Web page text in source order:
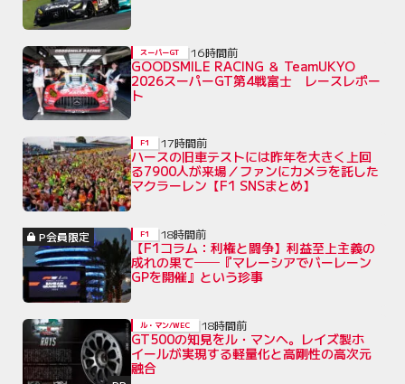
GOODSMILE RACING ＆ TeamUKYO
2026スーパーGT第4戦富士 レースレポー
ト
スーパーGT 16時間前
ハースの旧車テストには昨年を大きく上回
る7900人が来場／ファンにカメラを託した
マクラーレン【F1 SNSまとめ】
F1 17時間前
P会員限定
【F1コラム：利権と闘争】利益至上主義の
成れの果て──『マレーシアでバーレーン
GPを開催』という珍事
F1 18時間前
GT500の知見をル・マンへ。レイズ製ホ
イールが実現する軽量化と高剛性の高次元
融合
ル・マン/WEC 18時間前